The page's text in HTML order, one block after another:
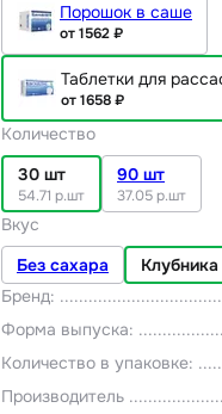
Порошок в саше
от 1562 ₽
Таблетки для
от 1658 ₽
Количество
30 шт
54.71 р.шт
90 шт
37.05 р.шт
Вкус
Без сахара
Клубника
Бренд:
Форма выпуска:
Количество в упаковке:
Производитель